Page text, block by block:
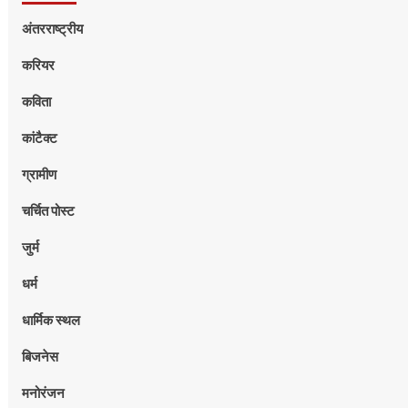
अंतरराष्ट्रीय
करियर
कविता
कांटैक्ट
ग्रामीण
चर्चित पोस्ट
जुर्म
धर्म
धार्मिक स्थल
बिजनेस
मनोरंजन